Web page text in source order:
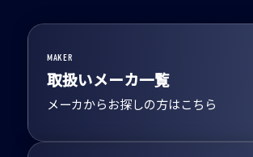
MAKER
取扱いメーカ一覧
メーカからお探しの方はこちら